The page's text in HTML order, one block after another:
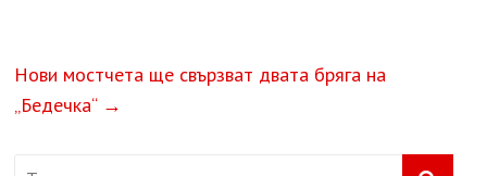
Нови мостчета ще свързват двата бряга на
„Бедечка“ →